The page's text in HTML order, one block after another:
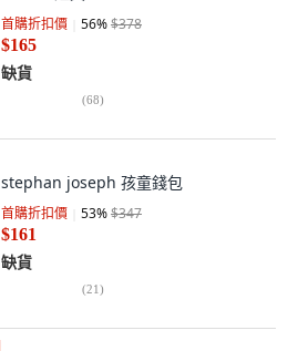
首購折扣價 56%$378
$165
缺貨
(68)
stephan joseph 孩童錢包
首購折扣價 53%$347
$161
缺貨
(21)